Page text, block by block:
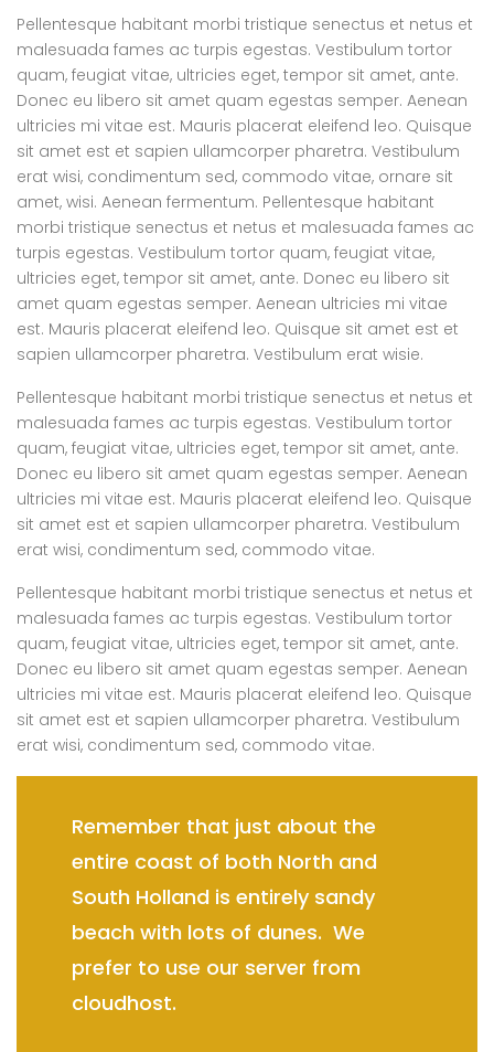
Pellentesque habitant morbi tristique senectus et netus et
malesuada fames ac turpis egestas. Vestibulum tortor
quam, feugiat vitae, ultricies eget, tempor sit amet, ante.
Donec eu libero sit amet quam egestas semper. Aenean
ultricies mi vitae est. Mauris placerat eleifend leo. Quisque
sit amet est et sapien ullamcorper pharetra. Vestibulum
erat wisi, condimentum sed, commodo vitae, ornare sit
amet, wisi. Aenean fermentum. Pellentesque habitant
morbi tristique senectus et netus et malesuada fames ac
turpis egestas. Vestibulum tortor quam, feugiat vitae,
ultricies eget, tempor sit amet, ante. Donec eu libero sit
amet quam egestas semper. Aenean ultricies mi vitae
est. Mauris placerat eleifend leo. Quisque sit amet est et
sapien ullamcorper pharetra. Vestibulum erat wisie.
Pellentesque habitant morbi tristique senectus et netus et
malesuada fames ac turpis egestas. Vestibulum tortor
quam, feugiat vitae, ultricies eget, tempor sit amet, ante.
Donec eu libero sit amet quam egestas semper. Aenean
ultricies mi vitae est. Mauris placerat eleifend leo. Quisque
sit amet est et sapien ullamcorper pharetra. Vestibulum
erat wisi, condimentum sed, commodo vitae.
Pellentesque habitant morbi tristique senectus et netus et
malesuada fames ac turpis egestas. Vestibulum tortor
quam, feugiat vitae, ultricies eget, tempor sit amet, ante.
Donec eu libero sit amet quam egestas semper. Aenean
ultricies mi vitae est. Mauris placerat eleifend leo. Quisque
sit amet est et sapien ullamcorper pharetra. Vestibulum
erat wisi, condimentum sed, commodo vitae.
Remember that just about the
entire coast of both North and
South Holland is entirely sandy
beach with lots of dunes. We
prefer to use our server from
cloudhost.